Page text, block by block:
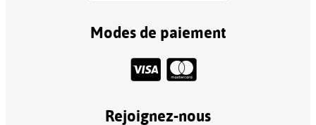
Modes de paiement
Rejoignez-nous